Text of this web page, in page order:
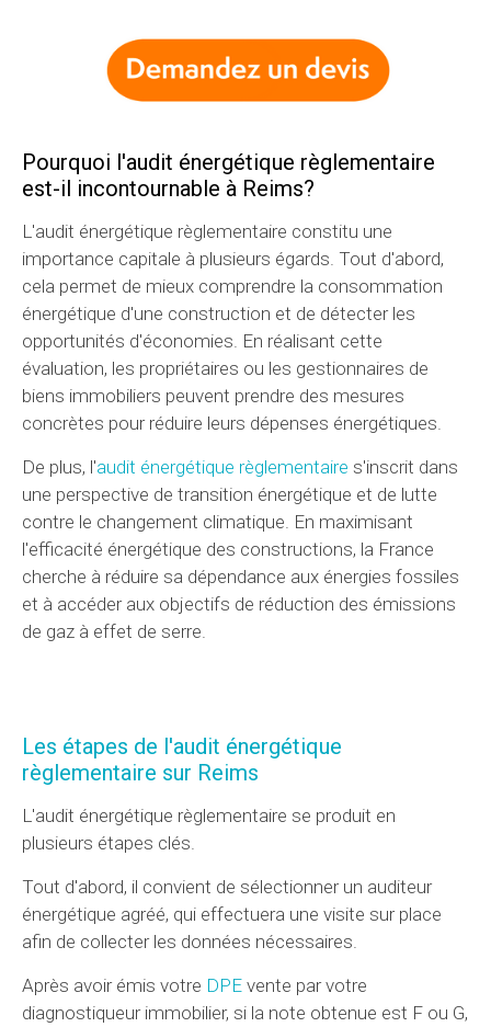
Pourquoi l'audit énergétique règlementaire
est-il incontournable à Reims?
L'audit énergétique règlementaire constitu une
importance capitale à plusieurs égards. Tout d'abord,
cela permet de mieux comprendre la consommation
énergétique d'une construction et de détecter les
opportunités d'économies. En réalisant cette
évaluation, les propriétaires ou les gestionnaires de
biens immobiliers peuvent prendre des mesures
concrètes pour réduire leurs dépenses énergétiques.
De plus, l'audit énergétique règlementaire s'inscrit dans
une perspective de transition énergétique et de lutte
contre le changement climatique. En maximisant
l'efficacité énergétique des constructions, la France
cherche à réduire sa dépendance aux énergies fossiles
et à accéder aux objectifs de réduction des émissions
de gaz à effet de serre.
Les étapes de l'audit énergétique
règlementaire sur Reims
L'audit énergétique règlementaire se produit en
plusieurs étapes clés.
Tout d'abord, il convient de sélectionner un auditeur
énergétique agréé, qui effectuera une visite sur place
afin de collecter les données nécessaires.
Après avoir émis votre DPE vente par votre
diagnostiqueur immobilier, si la note obtenue est F ou G,